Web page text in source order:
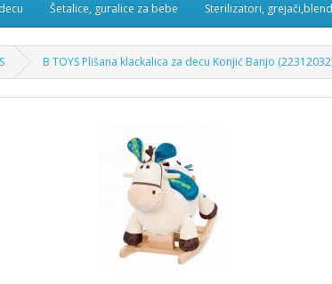
Šetalice, guralice za bebe Sterilizatori,
B TOYS Plišana klackalica za decu Konjić Banjo